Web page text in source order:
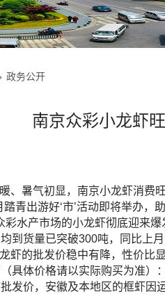
政务公开
南京众彩小龙虾
、暑气初显，南京小龙虾消费
踏青出游好‘市’活动即将举办，
彩水产市场的小龙虾彻底迎来
到货量已突破300吨，同比上
虾的批发价稳中有降，性价比
具体价格请以实际购买为准）
批发价，安徽及本地区的框虾